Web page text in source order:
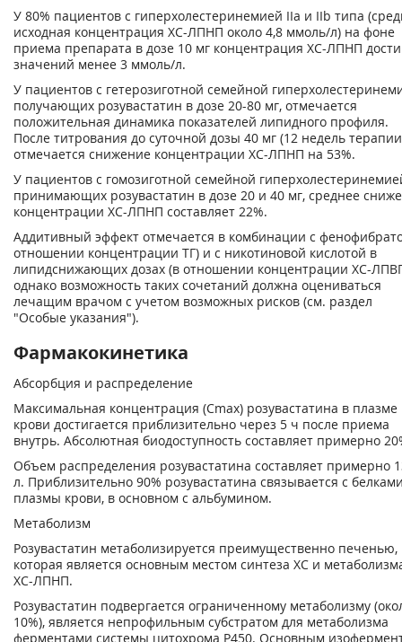
У 80% пациентов с гиперхолестеринемией IIа и IIb типа
исходная концентрация ХС-ЛПНП около 4,8 ммоль/л) на фоне
приема препарата в дозе 10 мг концентрация ХС-ЛПНП
значений менее 3 ммоль/л.
У пациентов с гетерозиготной семейной
получающих розувастатин в дозе 20-80 мг, отмечается
положительная динамика показателей липидного профиля.
После титрования до суточной дозы 40 мг (12 недель
отмечается снижение концентрации ХС-ЛПНП на 53%.
У пациентов с гомозиготной семейной
принимающих розувастатин в дозе 20 и 40 мг, среднее
концентрации ХС-ЛПНП составляет 22%.
Аддитивный эффект отмечается в комбинации с
отношении концентрации ТГ) и с никотиновой кислотой в
липидснижающих дозах (в отношении концентрации ХС-
однако возможность таких сочетаний должна оцениваться
лечащим врачом с учетом возможных рисков (см. раздел
"Особые указания").
Фармакокинетика
Абсорбция и распределение
Максимальная концентрация (Сmах) розувастатина в плазме
крови достигается приблизительно через 5 ч после приема
внутрь. Абсолютная биодоступность составляет примерно
Объем распределения розувастатина составляет примерно
л. Приблизительно 90% розувастатина связывается с
плазмы крови, в основном с альбумином.
Метаболизм
Розувастатин метаболизируется преимущественно печенью,
которая является основным местом синтеза ХС и
ХС-ЛПНП.
Розувастатин подвергается ограниченному метаболизму
10%), является непрофильным субстратом для метаболизма
ферментами системы цитохрома Р450. Основным